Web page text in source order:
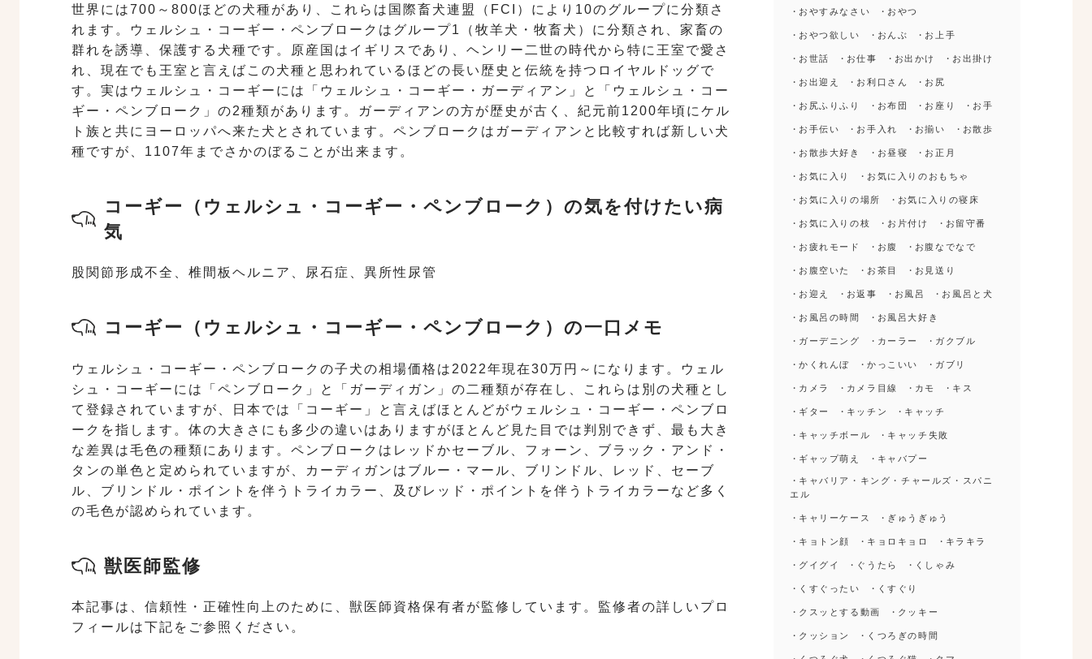
世界には700～800ほどの犬種があり、これらは国際畜犬連盟（FCI）により10のグループに分類さ
れます。ウェルシュ・コーギー・ペンブロークはグループ1（牧羊犬・牧畜犬）に分類され、家畜の
群れを誘導、保護する犬種です。原産国はイギリスであり、ヘンリー二世の時代から特に王室で愛さ
れ、現在でも王室と言えばこの犬種と思われているほどの長い歴史と伝統を持つロイヤルドッグで
す。実はウェルシュ・コーギーには「ウェルシュ・コーギー・ガーディアン」と「ウェルシュ・コー
ギー・ペンブローク」の2種類があります。ガーディアンの方が歴史が古く、紀元前1200年頃にケル
ト族と共にヨーロッパへ来た犬とされています。ペンブロークはガーディアンと比較すれば新しい犬
種ですが、1107年までさかのぼることが出来ます。
コーギー（ウェルシュ・コーギー・ペンブローク）の気を付けたい病
気
股関節形成不全、椎間板ヘルニア、尿石症、異所性尿管
コーギー（ウェルシュ・コーギー・ペンブローク）の一口メモ
ウェルシュ・コーギー・ペンブロークの子犬の相場価格は2022年現在30万円～になります。ウェル
シュ・コーギーには「ペンブローク」と「ガーディガン」の二種類が存在し、これらは別の犬種とし
て登録されていますが、日本では「コーギー」と言えばほとんどがウェルシュ・コーギー・ペンブロ
ークを指します。体の大きさにも多少の違いはありますがほとんど見た目では判別できず、最も大き
な差異は毛色の種類にあります。ペンブロークはレッドかセーブル、フォーン、ブラック・アンド・
タンの単色と定められていますが、カーディガンはブルー・マール、ブリンドル、レッド、セーブ
ル、ブリンドル・ポイントを伴うトライカラー、及びレッド・ポイントを伴うトライカラーなど多く
の毛色が認められています。
獣医師監修
本記事は、信頼性・正確性向上のために、獣医師資格保有者が監修しています。監修者の詳しいプロ
フィールは下記をご参照ください。
おやすみなさい
おやつ
おやつ欲しい
おんぶ
お上手
お世話
お仕事 お出かけ
お出掛け
お出迎え
お利口さん
お尻
お尻ふりふり
お布団 お座り
お手
お手伝い
お手入れ お揃い
お散歩
お散歩大好き
お昼寝
お正月
お気に入り
お気に入りのおもちゃ
お気に入りの場所
お気に入りの寝床
お気に入りの枝
お片付け
お留守番
お疲れモード
お腹
お腹なでなで
お腹空いた
お茶目
お見送り
お迎え
お返事 お風呂
お風呂と犬
お風呂の時間
お風呂大好き
ガーデニング
カーラー
ガクブル
かくれんぼ
かっこいい
ガブリ
カメラ
カメラ目線 カモ
キス
ギター
キッチン
キャッチ
キャッチボール
キャッチ失敗
ギャップ萌え
キャバプー
キャバリア・キング・チャールズ・スパニ
エル
キャリーケース
ぎゅうぎゅう
キョトン顔
キョロキョロ
キラキラ
グイグイ
ぐうたら
くしゃみ
くすぐったい
くすぐり
クスッとする動画
クッキー
クッション
くつろぎの時間